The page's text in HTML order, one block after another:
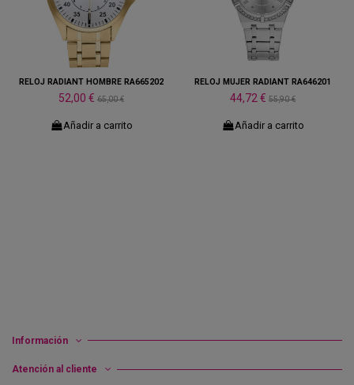
RELOJ RADIANT HOMBRE RA665202
52,00 € 65,00 €
Añadir a carrito
RELOJ MUJER RADIANT RA646201
44,72 €55,90 €
Añadir a carrito
Información
Atención al cliente